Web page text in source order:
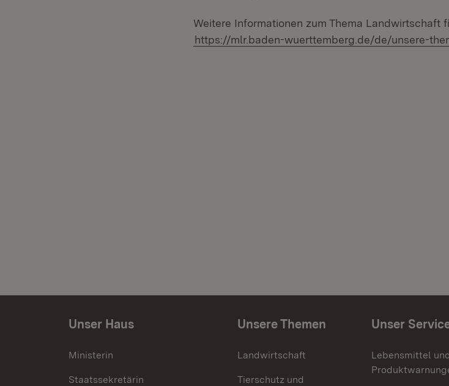
Weitere Informationen zum Thema Landwirtschaft
https://mlr.baden-wuerttemberg.de/de/unsere-
Unser Haus
Ministerin
Staatssekretärin
Unsere Themen
Landwirtschaft
Tierschutz und
Unser
Lebensmittel und